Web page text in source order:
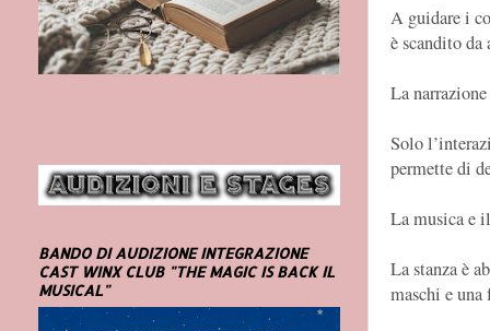
A guidare i
è scandito
La
Solo
permette di
La musica e
La stanza è
maschi e
BANDO DI AUDIZIONE INTEGRAZIONE
CAST WINX CLUB "THE MAGIC IS BACK IL
MUSICAL"